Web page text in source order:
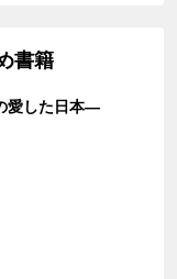
書籍
愛した日本―